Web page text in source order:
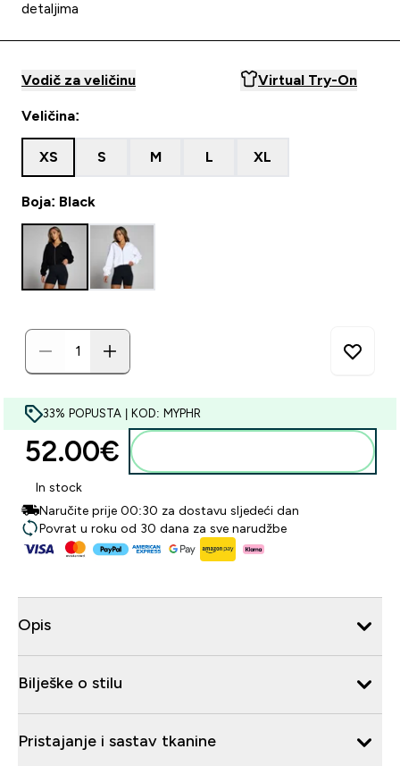
detaljima
Vodič za veličinu Virtual Try-On
Veličina:
XS S M L XL
Boja: Black
33% POPUSTA | KOD: MYPHR
52.00€‎
In stock
Naručite prije 00:30 za dostavu sljedeći dan
Povrat u roku od 30 dana za sve narudžbe
Opis
Bilješke o stilu
Pristajanje i sastav tkanine